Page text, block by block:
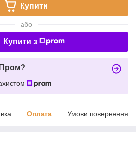
Купити
або
Купити з
Пром?
Оплата Умови повернення